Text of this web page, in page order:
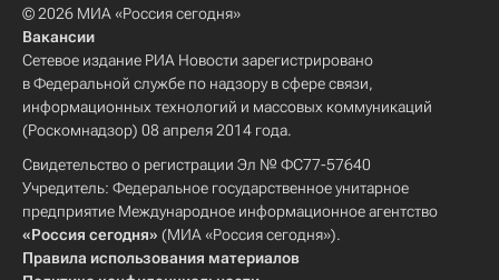
© 2026 МИА «Россия сегодня»
Вакансии
Сетевое издание РИА Новости зарегистрировано
в Федеральной службе по надзору в сфере связи,
информационных технологий и массовых коммуникаций
(Роскомнадзор) 08 апреля 2014 года.
Свидетельство о регистрации Эл № ФС77-57640
Учредитель: Федеральное государственное унитарное
предприятие Международное информационное агентство
«Россия сегодня» (МИА «Россия сегодня»).
Правила использования материалов